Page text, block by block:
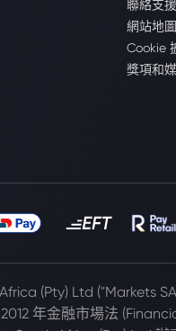
聯絡支援
網站地圖
Cookie
獎項和
(Pty) Ltd ("Markets
年金融市場法